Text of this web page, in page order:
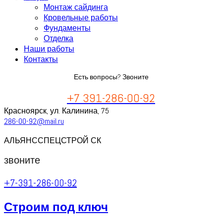
Монтаж сайдинга
Кровельные работы
Фундаменты
Отделка
Наши работы
Контакты
Есть вопросы? Звоните
+7 391-286-00-92
Красноярск, ул. Калинина, 75
286-00-92@mail.ru
АЛЬЯНССПЕЦСТРОЙ СК
звоните
+7-391-286-00-92
Строим под ключ